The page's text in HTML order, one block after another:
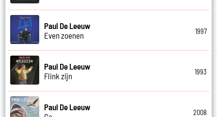
Paul De Leeuw
Even zoenen
1997
Paul De Leeuw
Flink zijn
1993
Paul De Leeuw
2008